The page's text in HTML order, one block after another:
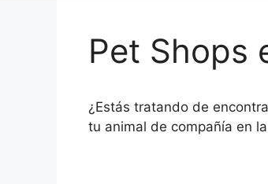
Pet Shops
¿Estás tratando de
tu animal de compañía en